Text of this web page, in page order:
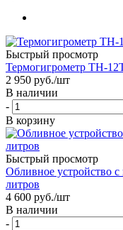
Быстрый просмотр
Термогигрометр TH-
2 950 руб./шт
В наличии
-
В корзину
Быстрый просмотр
Обливное устройство
литров
4 600 руб./шт
В наличии
-